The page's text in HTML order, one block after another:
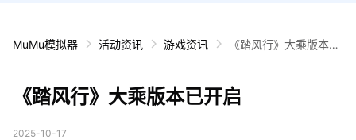
MuMu模拟器 活动资讯 游戏资讯
《踏风行》大乘版本已
《踏风行》大乘版本已开启
2025-10-17